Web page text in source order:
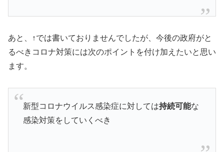
あと、↑では書いておりませんでしたが、今後の政府がと
るべきコロナ対策には次のポイントを付け加えたいと思い
ます。
新型コロナウイルス感染症に対しては持続可能な
感染対策をしていくべき